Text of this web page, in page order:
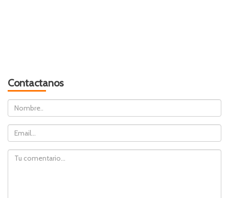
Contactanos
Nombre
Email
Comentario